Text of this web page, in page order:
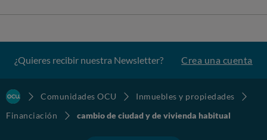
¿Quieres recibir nuestra Newsletter? Crea una cuenta
Comunidades OCU
Inmuebles y propiedades
Financiación
cambio de ciudad y de vivienda habitual